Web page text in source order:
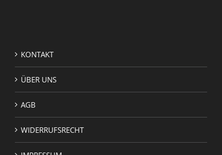
KONTAKT
ÜBER UNS
AGB
WIDERRUFSRECHT